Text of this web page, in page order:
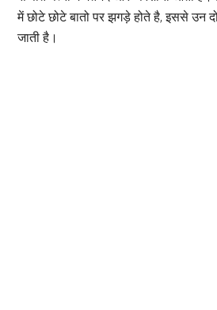
में छोटे छोटे बातो पर झगड़े होते है, इससे उन
जाती है।